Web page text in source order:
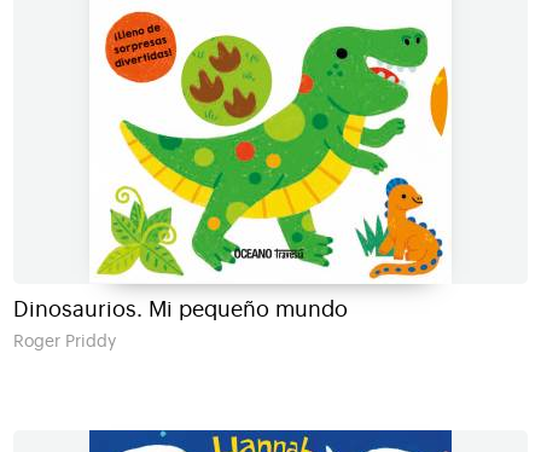
Dinosaurios. Mi pequeño mundo
Roger Priddy